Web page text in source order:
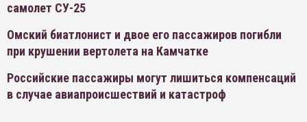
самолет СУ-25
Омский биатлонист и двое его пассажиров погибли
при крушении вертолета на Камчатке
Российские пассажиры могут лишиться компенсаций
в случае авиапроисшествий и катастроф